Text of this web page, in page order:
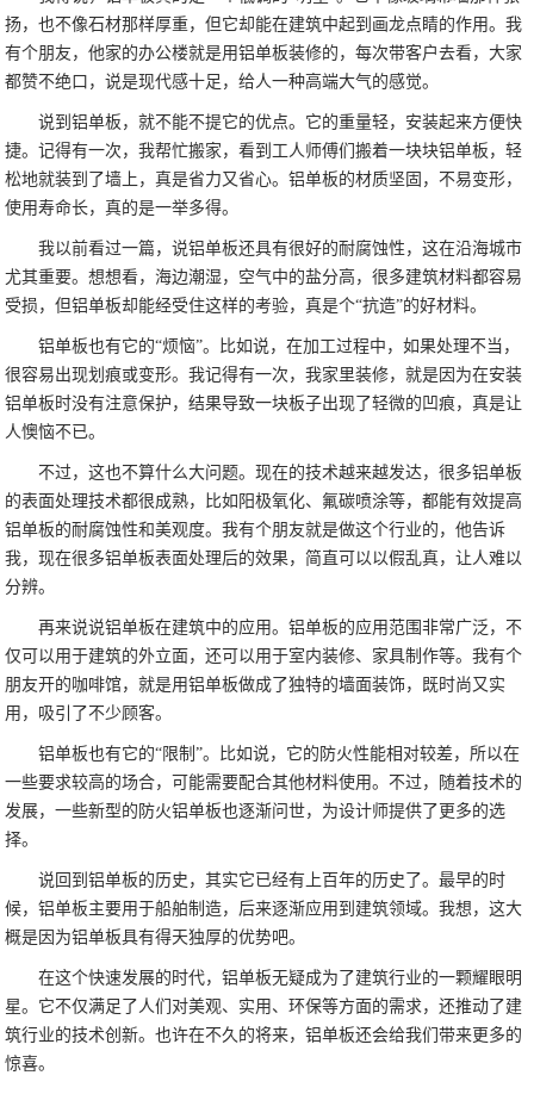
扬，也不像石材那样厚重，但它却能在建筑中起到画龙点睛的作用。我
有个朋友，他家的办公楼就是用铝单板装修的，每次带客户去看，大家
都赞不绝口，说是现代感十足，给人一种高端大气的感觉。
说到铝单板，就不能不提它的优点。它的重量轻，安装起来方便快
捷。记得有一次，我帮忙搬家，看到工人师傅们搬着一块块铝单板，轻
松地就装到了墙上，真是省力又省心。铝单板的材质坚固，不易变形，
使用寿命长，真的是一举多得。
我以前看过一篇，说铝单板还具有很好的耐腐蚀性，这在沿海城市
尤其重要。想想看，海边潮湿，空气中的盐分高，很多建筑材料都容易
受损，但铝单板却能经受住这样的考验，真是个“抗造”的好材料。
铝单板也有它的“烦恼”。比如说，在加工过程中，如果处理不当，
很容易出现划痕或变形。我记得有一次，我家里装修，就是因为在安装
铝单板时没有注意保护，结果导致一块板子出现了轻微的凹痕，真是让
人懊恼不已。
不过，这也不算什么大问题。现在的技术越来越发达，很多铝单板
的表面处理技术都很成熟，比如阳极氧化、氟碳喷涂等，都能有效提高
铝单板的耐腐蚀性和美观度。我有个朋友就是做这个行业的，他告诉
我，现在很多铝单板表面处理后的效果，简直可以以假乱真，让人难以
分辨。
再来说说铝单板在建筑中的应用。铝单板的应用范围非常广泛，不
仅可以用于建筑的外立面，还可以用于室内装修、家具制作等。我有个
朋友开的咖啡馆，就是用铝单板做成了独特的墙面装饰，既时尚又实
用，吸引了不少顾客。
铝单板也有它的“限制”。比如说，它的防火性能相对较差，所以在
一些要求较高的场合，可能需要配合其他材料使用。不过，随着技术的
发展，一些新型的防火铝单板也逐渐问世，为设计师提供了更多的选
择。
说回到铝单板的历史，其实它已经有上百年的历史了。最早的时
候，铝单板主要用于船舶制造，后来逐渐应用到建筑领域。我想，这大
概是因为铝单板具有得天独厚的优势吧。
在这个快速发展的时代，铝单板无疑成为了建筑行业的一颗耀眼明
星。它不仅满足了人们对美观、实用、环保等方面的需求，还推动了建
筑行业的技术创新。也许在不久的将来，铝单板还会给我们带来更多的
惊喜。